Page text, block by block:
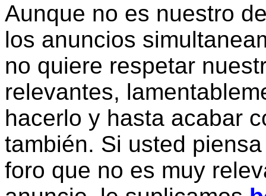
Aunque no es nuestro
los anuncios
no quiere respetar
relevantes,
hacerlo y hasta acabar
también. Si usted
foro que no es muy